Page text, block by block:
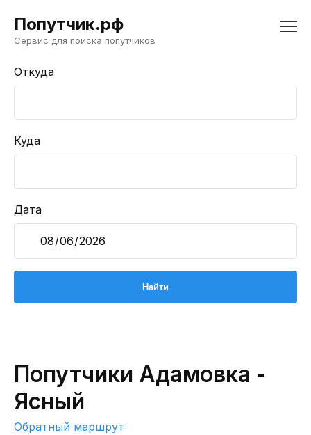
Попутчик.рф
Сервис для поиска попутчиков
Откуда
Куда
Дата
Попутчики Адамовка -
Ясный
Обратный маршрут